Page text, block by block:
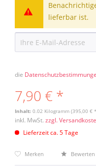
lieferbar ist.
die
7,90 € *
Inhalt: 0.02 Kilogramm (395,00 €
inkl. MwSt. zzgl.
Lieferzeit ca. 5 Tage
Merken Bewerten